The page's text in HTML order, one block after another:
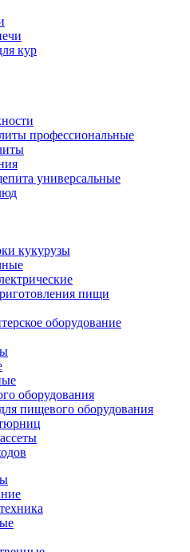
кур
профессиональные
универсальные
кукурузы
пищи
оборудование
оборудования
пищевого оборудования